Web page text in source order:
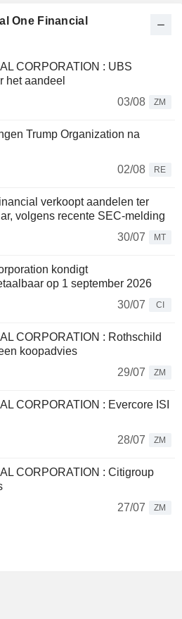
One Financial
CORPORATION : UBS
het aandeel
03/08
ZM
Trump Organization na
02/08
RE
verkoopt aandelen ter
volgens recente SEC-melding
30/07
MT
kondigt
op 1 september 2026
30/07
CI
CORPORATION : Rothschild
koopadvies
29/07
ZM
CORPORATION : Evercore ISI
28/07
ZM
CORPORATION : Citigroup
27/07
ZM